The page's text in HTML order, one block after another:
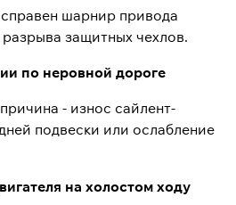
шарнир привода
защитных чехлов.
по неровной дороге
- износ сайлент-
подвески или ослабление
на холостом ходу